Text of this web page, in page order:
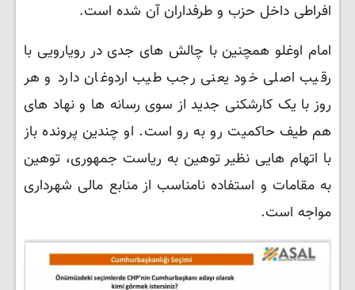
افراطی داخل حزب و طرفداران آن شده است.
امام اوغلو همچنین با چالش های جدی در رویارویی با
رقیب اصلی خود یعنی رجب طیب اردوغان دارد و هر
روز با یک کارشکنی جدید از سوی رسانه ها و نهاد های
هم طیف حاکمیت رو به رو است. او چندین پرونده باز
با اتهام هایی نظیر توهین به ریاست جمهوری، توهین
به مقامات و استفاده نامناسب از منابع مالی شهرداری
مواجه است.